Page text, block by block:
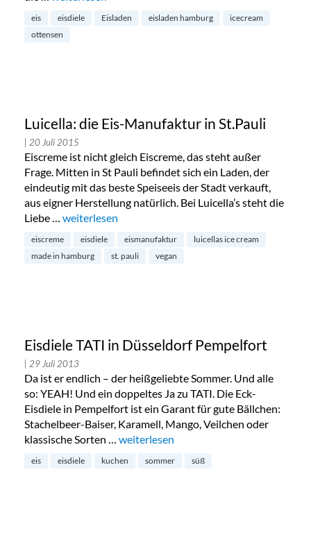
eis eisdiele Eisladen eisladen hamburg
icecream
ottensen
Luicella: die Eis-Manufaktur in St.Pauli
| 20 Juli 2015
Eiscreme ist nicht gleich Eiscreme, das steht außer
Frage. Mitten in St Pauli befindet sich ein Laden, der
eindeutig mit das beste Speiseeis der Stadt verkauft,
aus eigner Herstellung natürlich. Bei Luicella’s steht die
Liebe … „Luicella: die Eis-Manufaktur in St.Pauli“
weiterlesen
eiscreme eisdiele eismanufaktur
luicellas ice cream
made in hamburg
st. pauli vegan
Eisdiele TATI in Düsseldorf Pempelfort
| 29 Juli 2013
Da ist er endlich – der heißgeliebte Sommer. Und alle
so: YEAH! Und ein doppeltes Ja zu TATI. Die Eck-
Eisdiele in Pempelfort ist ein Garant für gute Bällchen:
Stachelbeer-Baiser, Karamell, Mango, Veilchen oder
klassische Sorten … „Eisdiele TATI in Düsseldorf Pempelfort“
weiterlesen
eis eisdiele kuchen sommer süß